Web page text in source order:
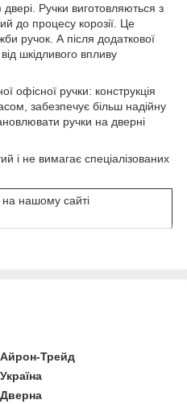
двері. Ручки виготовляються з
до процесу корозії. Це
ручок. А після додаткової
шкідливого впливу
офісної ручки: конструкція
забезпечує більш надійну
ручки на дверні
і не вимагає спеціалізованих
на нашому сайті
Айрон-Трейд
Україна
Дверна